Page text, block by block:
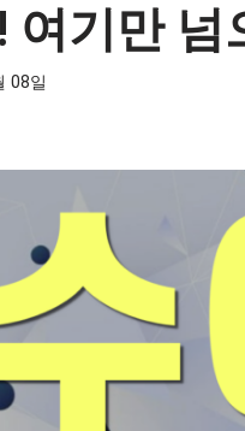
여기만 넘
08일